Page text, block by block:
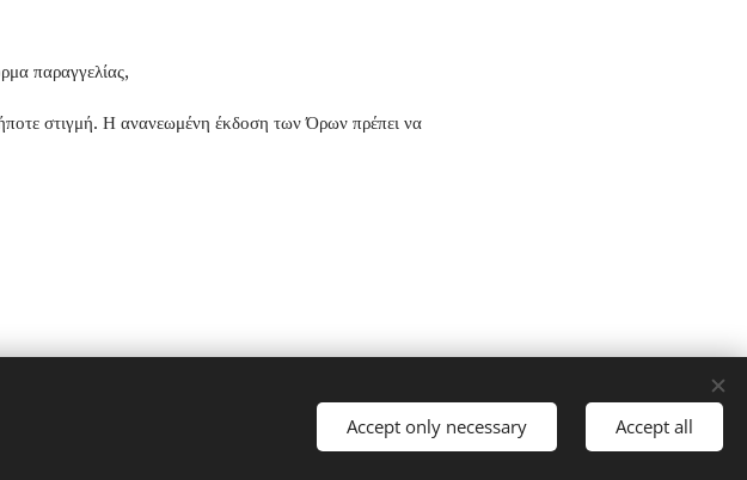
παραγγελίας,
στιγμή. Η ανανεωμένη έκδοση των Όρων πρέπει να
Υλοποιήθηκε από τη Webnode
Cookies
Languages
Ελληνικά English
Accept only necessary Accept all